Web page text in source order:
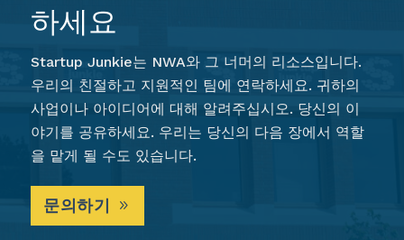
하세요
Startup Junkie는 NWA와 그 너머의 리소스입니다.
우리의 친절하고 지원적인 팀에 연락하세요. 귀하의
사업이나 아이디어에 대해 알려주십시오. 당신의 이
야기를 공유하세요. 우리는 당신의 다음 장에서 역할
을 맡게 될 수도 있습니다.
문의하기